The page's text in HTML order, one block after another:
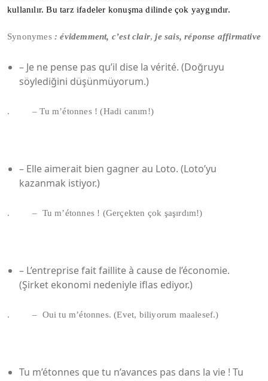
kullanılır. Bu tarz ifadeler konuşma dilinde çok yaygındır.
Synonymes : évidemment, c’est clair,je sais, réponse affirmative
– Je ne pense pas qu’il dise la vérité. (Doğruyu
söylediğini düşünmüyorum.)
. – Tu m’étonnes ! (Hadi canım!)
– Elle aimerait bien gagner au Loto. (Loto’yu
kazanmak istiyor.)
. – Tu m’étonnes ! (Gerçekten çok şaşırdım!)
– L’entreprise fait faillite à cause de l’économie.
(Şirket ekonomi nedeniyle iflas ediyor.)
. – Oui tu m’étonnes. (Evet, biliyorum maalesef.)
Tu m’étonnes que tu n’avances pas dans la vie ! Tu